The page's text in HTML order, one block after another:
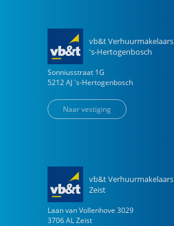
vb&t Verhuurmakelaars
's-Hertogenbosch
Sonniusstraat 1G
5212 AJ 's-Hertogenbosch
Naar vestiging
vb&t Verhuurmakelaars
Zeist
Laan van Vollenhove 3029
3706 AL Zeist